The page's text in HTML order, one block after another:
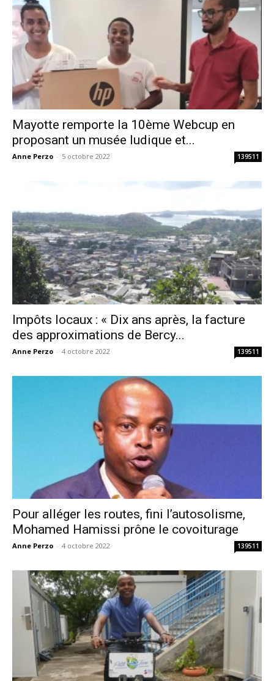
Mayotte remporte la 10ème Webcup en
proposant un musée ludique et...
Anne Perzo - 5 octobre 2022 139511
Impôts locaux : « Dix ans après, la facture
des approximations de Bercy...
Anne Perzo - 4 octobre 2022 139511
Pour alléger les routes, fini l’autosolisme,
Mohamed Hamissi prône le covoiturage
Anne Perzo - 4 octobre 2022 139511